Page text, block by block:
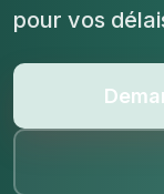
pour vos